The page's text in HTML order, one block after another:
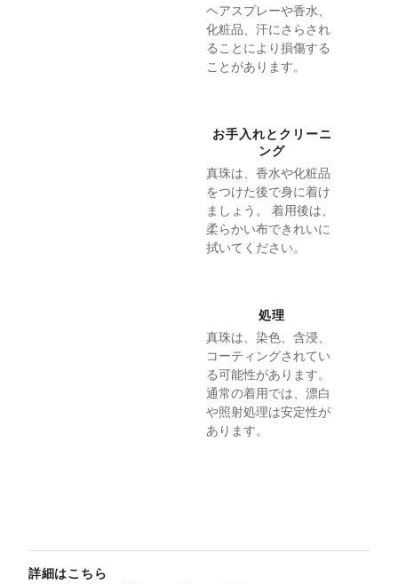
ヘアスプレーや香水、
化粧品、汗にさらされ
ることにより損傷する
ことがあります。
お手入れとクリーニ
ング
真珠は、香水や化粧品
をつけた後で身に着け
ましょう。 着用後は、
柔らかい布できれいに
拭いてください。
処理
真珠は、染色、含浸、
コーティングされてい
る可能性があります。
通常の着用では、漂白
や照射処理は安定性が
あります。
詳細はこちら